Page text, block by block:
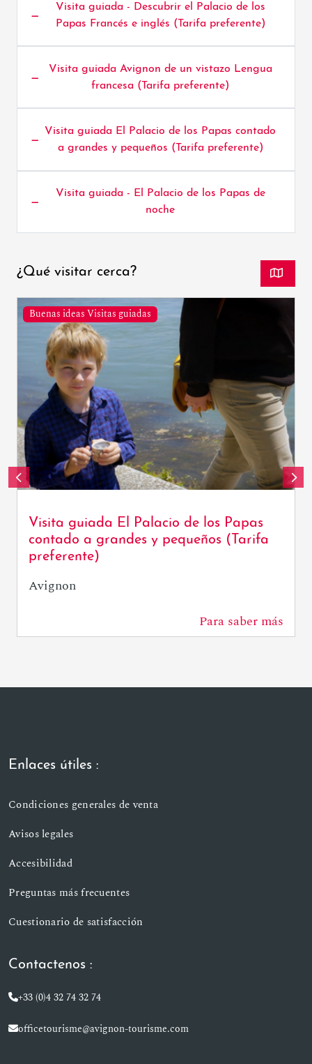
Visita guiada - Descubrir el Palacio de los
Papas Francés e inglés (Tarifa preferente)
Visita guiada Avignon de un vistazo Lengua
francesa (Tarifa preferente)
Visita guiada El Palacio de los Papas contado
a grandes y pequeños (Tarifa preferente)
Visita guiada - El Palacio de los Papas de
noche
¿Qué visitar cerca?
Buenas ideas Visitas guiadas
Visita guiada El Palacio de los Papas
contado a grandes y pequeños (Tarifa
preferente)
Avignon
Para saber más
Enlaces útiles :
Condiciones generales de venta
Avisos legales
Accesibilidad
Preguntas más frecuentes
Cuestionario de satisfacción
Contactenos :
+33 (0)4 32 74 32 74
officetourisme@avignon-tourisme.com